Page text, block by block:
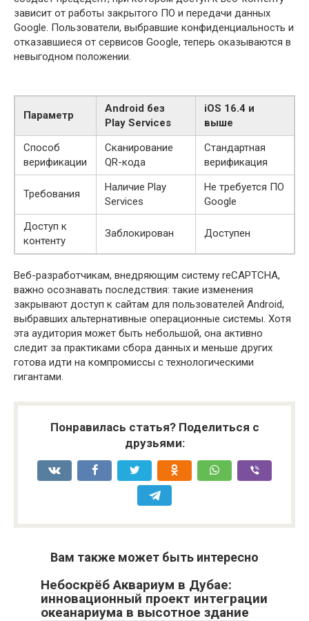
зависит от работы закрытого ПО и передачи данных
Google. Пользователи, выбравшие конфиденциальность и
отказавшиеся от сервисов Google, теперь оказываются в
невыгодном положении.
Параметр
Android без
Play Services
iOS 16.4 и
выше
Способ
верификации
Сканирование
QR-кода
Стандартная
верификация
Требования
Наличие Play
Services
Не требуется ПО
Google
Доступ к
контенту
Заблокирован Доступен
Веб-разработчикам, внедряющим систему reCAPTCHA,
важно осознавать последствия: такие изменения
закрывают доступ к сайтам для пользователей Android,
выбравших альтернативные операционные системы. Хотя
эта аудитория может быть небольшой, она активно
следит за практиками сбора данных и меньше других
готова идти на компромиссы с технологическими
гигантами.
Понравилась статья? Поделиться с
друзьями:
Вам также может быть интересно
Небоскрёб Аквариум в Дубае:
инновационный проект интеграции
океанариума в высотное здание